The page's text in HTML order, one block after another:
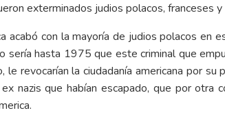
exterminados judios polacos, franceses
acabó con la mayoría de judios polacos en
hasta 1975 que este criminal que
revocarían la ciudadanía americana por su
nazis que habían escapado, que por otra